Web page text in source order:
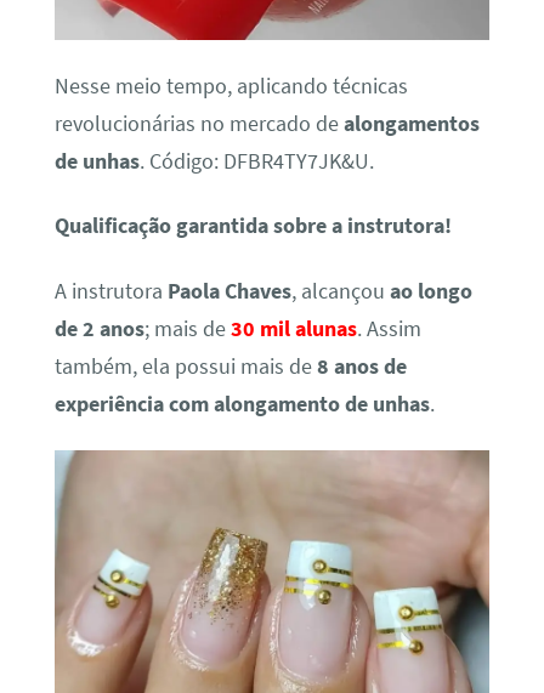
Nesse meio tempo, aplicando técnicas
revolucionárias no mercado dealongamentos
de unhas. Código: DFBR4TY7JK&U.
Qualificação garantida sobre a instrutora!
A instrutora Paola Chaves, alcançou ao longo
de 2 anos; mais de30 mil alunas. Assim
também, ela possui mais de8 anos de
experiência com alongamento de unhas.